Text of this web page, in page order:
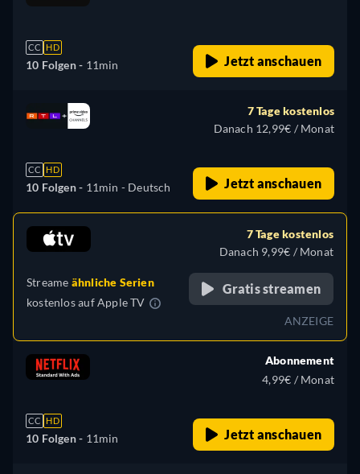
CC HD
10 Folgen - 11min Jetzt anschauen
CC HD
10 Folgen - 11min - Deutsch
7 Tage kostenlos
Danach 12,99€ / Monat
Jetzt anschauen
Streame ähnliche Serien
kostenlos aufApple TV
7 Tage kostenlos
Danach 9,99€ / Monat
Gratis streamen
ANZEIGE
CC HD
10 Folgen - 11min
Abonnement
4,99€ / Monat
Jetzt anschauen